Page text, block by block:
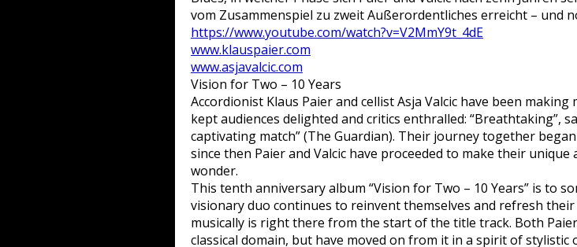
vom Zusammenspiel zu zweit Außerordentliches erreicht – und
https://www.youtube.com/watch?v=V2MmY9t_4dE
www.klauspaier.com
www.asjavalcic.com
Vision for Two – 10 Years
Accordionist Klaus Paier and cellist Asja Valcic have been
kept audiences delighted and critics enthralled: “Breathtaking”,
captivating match” (The Guardian). Their journey together
since then Paier and Valcic have proceeded to make their
wonder.
This tenth anniversary album “Vision for Two – 10 Years” is to
visionary duo continues to reinvent themselves and refresh
musically is right there from the start of the title track. Both
classical domain, but have moved on from it in a spirit of stylistic